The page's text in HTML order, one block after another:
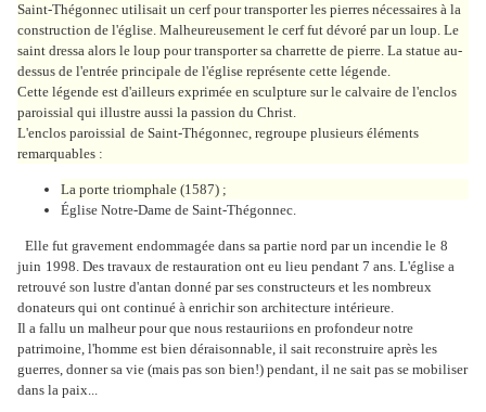
Saint-Thégonnec utilisait un cerf pour transporter les pierres nécessaires à la
construction de l'église. Malheureusement le cerf fut dévoré par un loup. Le
saint dressa alors le loup pour transporter sa charrette de pierre. La statue au-
dessus de l'entrée principale de l'église représente cette légende.
Cette légende est d'ailleurs exprimée en sculpture sur le calvaire de l'enclos
paroissial qui illustre aussi la passion du Christ.
L'enclos paroissial de Saint-Thégonnec, regroupe plusieurs éléments
remarquables :
La porte triomphale (1587) ;
Église Notre-Dame de Saint-Thégonnec.
Elle fut gravement endommagée dans sa partie nord par un incendie le 8
juin 1998. Des travaux de restauration ont eu lieu pendant 7 ans. L'église a
retrouvé son lustre d'antan donné par ses constructeurs et les nombreux
donateurs qui ont continué à enrichir son architecture intérieure.
Il a fallu un malheur pour que nous restauriions en profondeur notre
patrimoine, l'homme est bien déraisonnable, il sait reconstruire après les
guerres, donner sa vie (mais pas son bien!) pendant, il ne sait pas se mobiliser
dans la paix...